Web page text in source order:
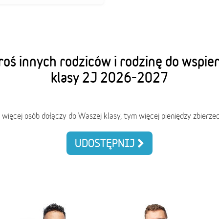
innych rodziców i rodzinę do
klasy 2J 2026-2027
więcej osób dołączy do Waszej klasy, tym więcej pieniędzy
UDOSTĘPNIJ